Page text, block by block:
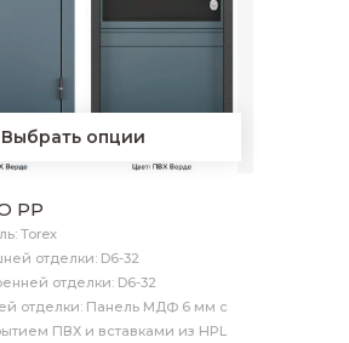
Выбрать опции
PP
Torex
отделки: D6-32
отделки: D6-32
отделки: Панель МДФ 6 мм с
ПВХ и вставками из HPL